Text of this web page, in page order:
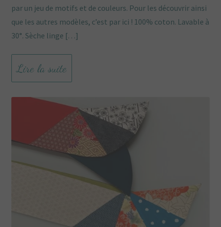
par un jeu de motifs et de couleurs. Pour les découvrir ainsi
que les autres modèles, c’est par ici ! 100% coton. Lavable à
30°. Sèche linge […]
Lire la suite